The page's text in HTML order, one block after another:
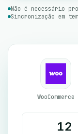
Não é necessário
Sincronização em
WooCommerce
12